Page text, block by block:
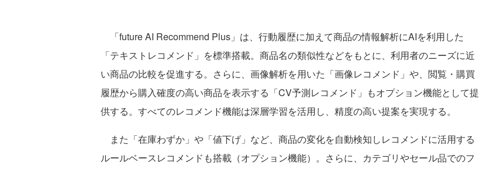
「future AI Recommend Plus」は、行動履歴に加えて商品の情報解析にAIを利用した
「テキストレコメンド」を標準搭載。商品名の類似性などをもとに、利用者のニーズに近
い商品の比較を促進する。さらに、画像解析を用いた「画像レコメンド」や、閲覧・購買
履歴から購入確度の高い商品を表示する「CV予測レコメンド」もオプション機能として提
供する。すべてのレコメンド機能は深層学習を活用し、精度の高い提案を実現する。
また「在庫わずか」や「値下げ」など、商品の変化を自動検知しレコメンドに活用する
ルールベースレコメンドも搭載（オプション機能）。さらに、カテゴリやセール品でのフ